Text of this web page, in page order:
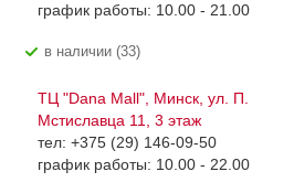
график работы: 10.00 - 21.00
В наличии (33)
ТЦ "Dana Mall", Минск, ул. П.
Мстиславца 11, 3 этаж
тел: +375 (29) 146-09-50
график работы: 10.00 - 22.00